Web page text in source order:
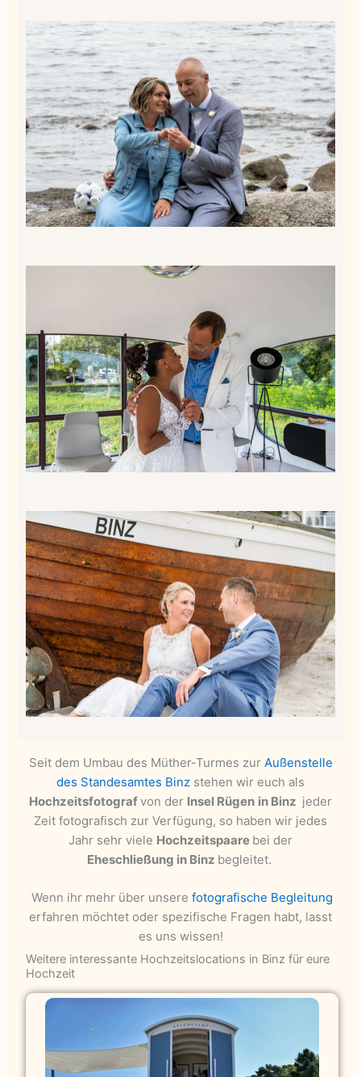
Seit dem Umbau des Müther-Turmes zur Außenstelle
des Standesamtes Binz stehen wir euch als
Hochzeitsfotografvon der Insel Rügen in Binz jeder
Zeit fotografisch zur Verfügung, so haben wir jedes
Jahr sehr viele Hochzeitspaare bei der
Eheschließung in Binz begleitet.
Wenn ihr mehr über unsere fotografische Begleitung
erfahren möchtet oder spezifische Fragen habt, lasst
es uns wissen!
Weitere interessante Hochzeitslocations in Binz für eure
Hochzeit